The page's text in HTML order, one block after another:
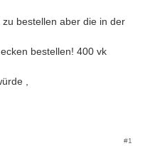
bestellen aber die in der
bestellen! 400 vk
,
#1